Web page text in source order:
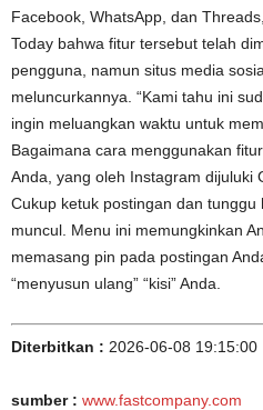
Facebook, WhatsApp, dan
Today bahwa fitur tersebut telah
pengguna, namun situs media
meluncurkannya. “Kami tahu ini
ingin meluangkan waktu untuk
Bagaimana cara menggunakan
Anda, yang oleh Instagram dijuluki
Cukup ketuk postingan dan
muncul. Menu ini memungkinkan
memasang pin pada postingan
“menyusun ulang” “kisi” Anda.
Diterbitkan : 2026-06-08 19:15:00
sumber : www.fastcompany.com